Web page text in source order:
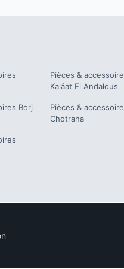
Pièces &
Kalâat El Andalous
Borj
Pièces &
Chotrana